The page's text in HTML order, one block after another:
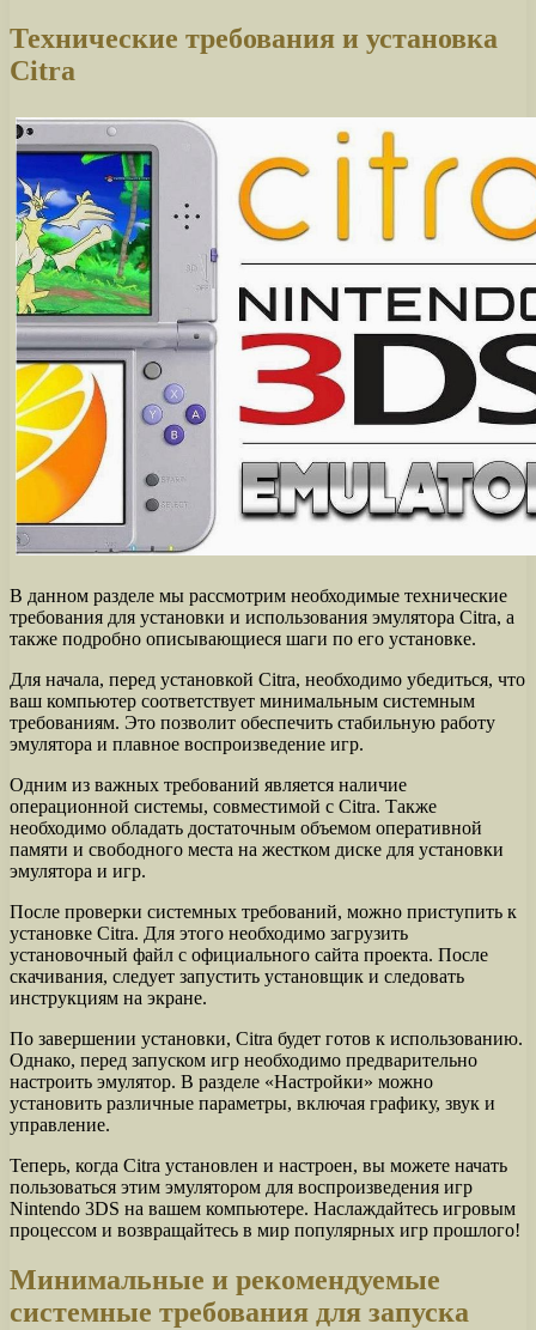
Технические требования и установка
Citra
В данном разделе мы рассмотрим необходимые технические
требования для установки и использования эмулятора Citra, а
также подробно описывающиеся шаги по его установке.
Для начала, перед установкой Citra, необходимо убедиться, что
ваш компьютер соответствует минимальным системным
требованиям. Это позволит обеспечить стабильную работу
эмулятора и плавное воспроизведение игр.
Одним из важных требований является наличие
операционной системы, совместимой с Citra. Также
необходимо обладать достаточным объемом оперативной
памяти и свободного места на жестком диске для установки
эмулятора и игр.
После проверки системных требований, можно приступить к
установке Citra. Для этого необходимо загрузить
установочный файл с официального сайта проекта. После
скачивания, следует запустить установщик и следовать
инструкциям на экране.
По завершении установки, Citra будет готов к использованию.
Однако, перед запуском игр необходимо предварительно
настроить эмулятор. В разделе «Настройки» можно
установить различные параметры, включая графику, звук и
управление.
Теперь, когда Citra установлен и настроен, вы можете начать
пользоваться этим эмулятором для воспроизведения игр
Nintendo 3DS на вашем компьютере. Наслаждайтесь игровым
процессом и возвращайтесь в мир популярных игр прошлого!
Минимальные и рекомендуемые
системные требования для запуска